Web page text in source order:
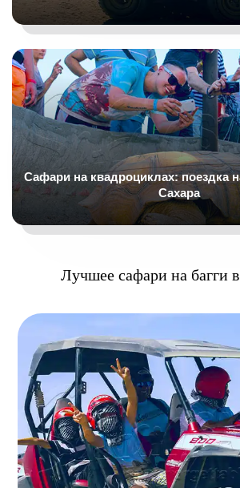
Сафари на квадроциклах: поездка
Сахара
Лучшее сафари на багги